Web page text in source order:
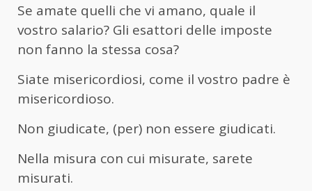
Se amate quelli che vi amano, quale il
vostro salario? Gli esattori delle imposte
non fanno la stessa cosa?
Siate misericordiosi, come il vostro padre è
misericordioso.
Non giudicate, (per) non essere giudicati.
Nella misura con cui misurate, sarete
misurati.